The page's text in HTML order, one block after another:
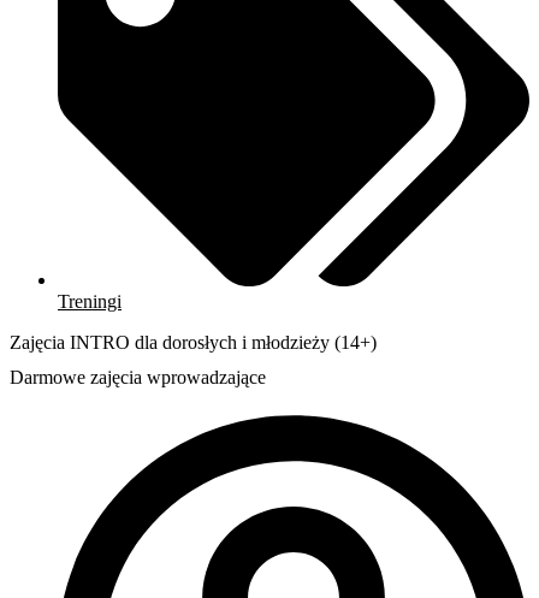
Treningi
Zajęcia INTRO dla dorosłych i młodzieży (14+)
Darmowe zajęcia wprowadzające